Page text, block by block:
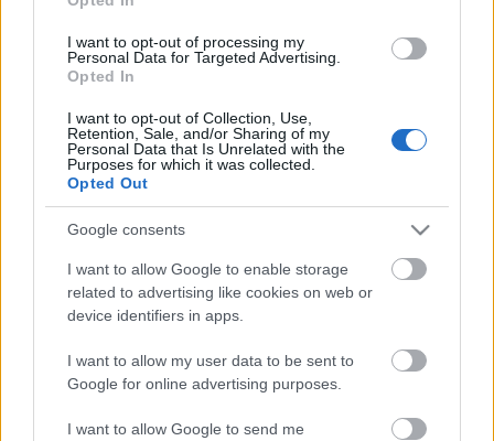
I want to opt-out of processing my
Personal Data for Targeted Advertising.
Opted In
I want to opt-out of Collection, Use,
Retention, Sale, and/or Sharing of my
Personal Data that Is Unrelated with the
Purposes for which it was collected.
Opted Out
Google consents
I want to allow Google to enable storage
related to advertising like cookies on web or
device identifiers in apps.
I want to allow my user data to be sent to
Google for online advertising purposes.
I want to allow Google to send me
Rodeó
fullthrottle•2012. április 12.
Sokat emlegetik a versenyzők, így mi is a "chattering"
jelenséget, vagyis pattogást, rázkódást (ahogy
tetszik). A MotoGP.com kiadott pár videót a ...
Rossi csalódott, de nem adja fel
fullthrottle•2012. április 11.
vasárnapésmi azután.Valentino Rossi
kissé kiakadt
a Ducati és saját idei teljesítménye láttán. ...